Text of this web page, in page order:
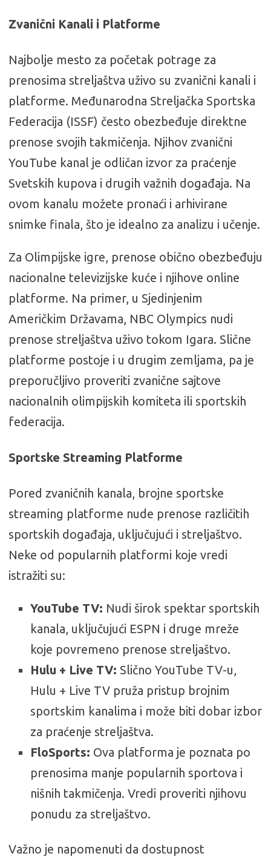
Zvanični Kanali i Platforme
Najbolje mesto za početak potrage za
prenosima streljaštva uživo su zvanični kanali i
platforme. Međunarodna Streljačka Sportska
Federacija (ISSF) često obezbeđuje direktne
prenose svojih takmičenja. Njihov zvanični
YouTube kanal je odličan izvor za praćenje
Svetskih kupova i drugih važnih događaja. Na
ovom kanalu možete pronaći i arhivirane
snimke finala, što je idealno za analizu i učenje.
Za Olimpijske igre, prenose obično obezbeđuju
nacionalne televizijske kuće i njihove online
platforme. Na primer, u Sjedinjenim
Američkim Državama, NBC Olympics nudi
prenose streljaštva uživo tokom Igara. Slične
platforme postoje i u drugim zemljama, pa je
preporučljivo proveriti zvanične sajtove
nacionalnih olimpijskih komiteta ili sportskih
federacija.
Sportske Streaming Platforme
Pored zvaničnih kanala, brojne sportske
streaming platforme nude prenose različitih
sportskih događaja, uključujući i streljaštvo.
Neke od popularnih platformi koje vredi
istražiti su:
YouTube TV: Nudi širok spektar sportskih
kanala, uključujući ESPN i druge mreže
koje povremeno prenose streljaštvo.
Hulu + Live TV: Slično YouTube TV-u,
Hulu + Live TV pruža pristup brojnim
sportskim kanalima i može biti dobar izbor
za praćenje streljaštva.
FloSports: Ova platforma je poznata po
prenosima manje popularnih sportova i
nišnih takmičenja. Vredi proveriti njihovu
ponudu za streljaštvo.
Važno je napomenuti da dostupnost